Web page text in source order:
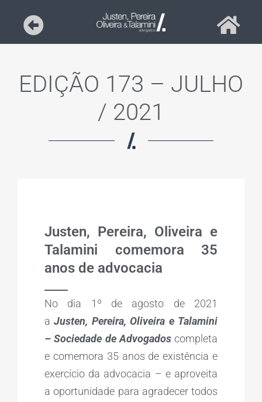
EDIÇÃO 173 – JULHO
/ 2021
Justen, Pereira, Oliveira e
Talamini comemora 35
anos de advocacia
No dia 1º de agosto de 2021
aJusten, Pereira, Oliveira e Talamini
– Sociedade de Advogadoscompleta
e comemora 35 anos de existência e
exercício da advocacia – e aproveita
a oportunidade para agradecer todos